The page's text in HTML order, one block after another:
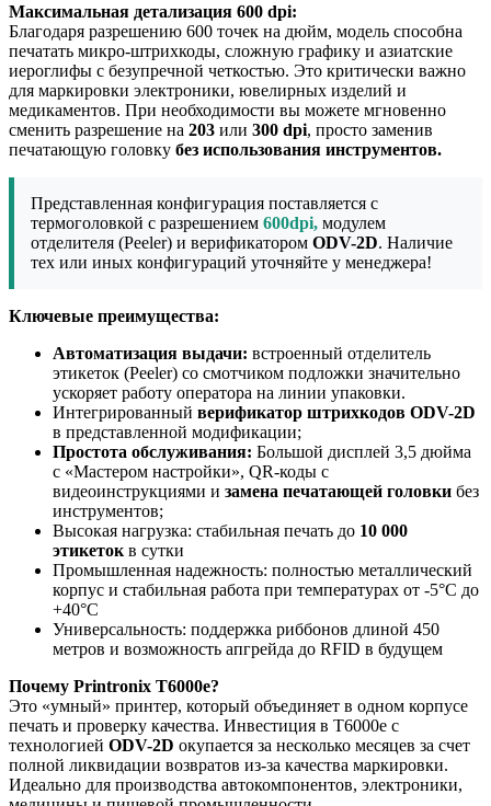
Максимальная детализация 600 dpi:
Благодаря разрешению 600 точек на дюйм, модель способна
печатать микро-штрихкоды, сложную графику и азиатские
иероглифы с безупречной четкостью. Это критически важно
для маркировки электроники, ювелирных изделий и
медикаментов. При необходимости вы можете мгновенно
сменить разрешение на 203 или 300 dpi, просто заменив
печатающую головку без использования инструментов.
Представленная конфигурация поставляется с
термоголовкой с разрешением 600dpi, модулем
отделителя (Peeler) и верификатором ODV-2D. Наличие
тех или иных конфигураций уточняйте у менеджера!
Ключевые преимущества:
Автоматизация выдачи: встроенный отделитель
этикеток (Peeler) со смотчиком подложки значительно
ускоряет работу оператора на линии упаковки.
Интегрированный верификатор штрихкодов ODV-2D
в представленной модификации;
Простота обслуживания: Большой дисплей 3,5 дюйма
с «Мастером настройки», QR-коды с
видеоинструкциями и замена печатающей головки без
инструментов;
Высокая нагрузка: стабильная печать до 10 000
этикеток в сутки
Промышленная надежность: полностью металлический
корпус и стабильная работа при температурах от -5°C до
+40°C
Универсальность: поддержка риббонов длиной 450
метров и возможность апгрейда до RFID в будущем
Почему Printronix T6000e?
Это «умный» принтер, который объединяет в одном корпусе
печать и проверку качества. Инвестиция в T6000e с
технологией ODV-2D окупается за несколько месяцев за счет
полной ликвидации возвратов из-за качества маркировки.
Идеально для производства автокомпонентов, электроники,